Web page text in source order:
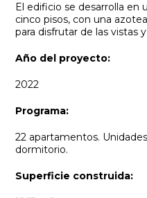
El edificio se desarrolla en
cinco pisos, con una
para disfrutar de las vistas
Año del proyecto:
2022
Programa:
22 apartamentos.
dormitorio.
Superficie construida: